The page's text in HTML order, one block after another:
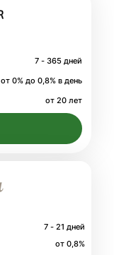
7 - 365 дней
от 0% до 0,8% в день
от 20 лет
7 - 21 дней
от 0,8%